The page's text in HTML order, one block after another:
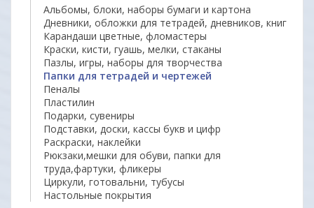
Альбомы, блоки, наборы бумаги и картона
Дневники, обложки для тетрадей, дневников, книг
Карандаши цветные, фломастеры
Краски, кисти, гуашь, мелки, стаканы
Пазлы, игры, наборы для творчества
Папки для тетрадей и чертежей
Пеналы
Пластилин
Подарки, сувениры
Подставки, доски, кассы букв и цифр
Раскраски, наклейки
Рюкзаки,мешки для обуви, папки для
труда,фартуки, фликеры
Циркули, готовальни, тубусы
Настольные покрытия